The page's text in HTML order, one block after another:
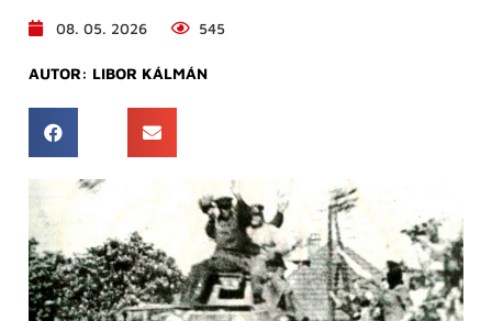
08. 05. 2026 545
AUTOR: LIBOR KÁLMÁN